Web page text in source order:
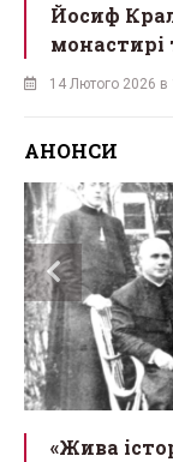
Йосиф
монастирі
14 Лютого 2026 в
АНОНСИ
у